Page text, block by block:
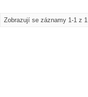
Zobrazují se záznamy 1-1 z 1